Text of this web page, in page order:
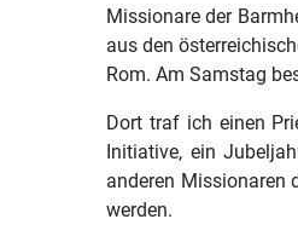
Missionare der
aus den
Rom. Am Samstag
Dort traf ich einen
Initiative, ein
anderen Missionaren
werden.